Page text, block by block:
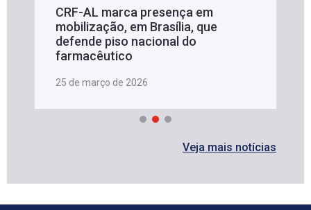
CRF-AL marca presença em
mobilização, em Brasília, que
defende piso nacional do
farmacêutico
25 de março de 2026
Veja mais notícias